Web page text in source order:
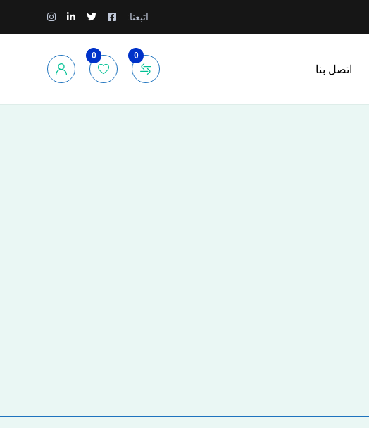
اتبعنا:
اتصل بنا
0
0